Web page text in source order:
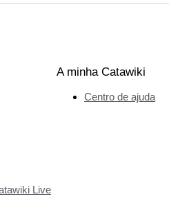
Live
A minha Catawiki
Centro de ajuda